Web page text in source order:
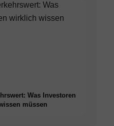
Was Investoren
müssen